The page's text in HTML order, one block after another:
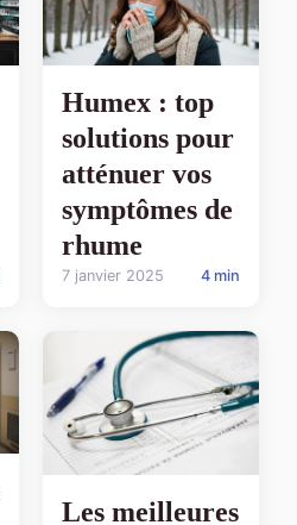
Humex : top
solutions pour
atténuer vos
symptômes de
rhume
7 janvier 2025 4 min
Les meilleures